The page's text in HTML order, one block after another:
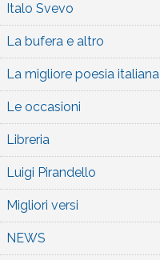
Italo Svevo
La bufera e altro
La migliore poesia italiana
Le occasioni
Libreria
Luigi Pirandello
Migliori versi
NEWS